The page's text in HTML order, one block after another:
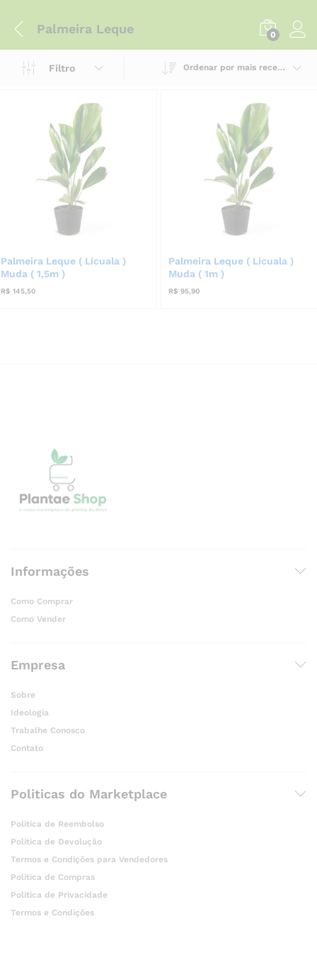
Palmeira Leque 0
Filtro Ordenar por mais recente
Palmeira Leque ( Licuala )
Muda ( 1,5m )
R$ 145,50
Palmeira Leque ( Licuala )
Muda ( 1m )
R$ 95,90
Informações
Como Comprar
Como Vender
Empresa
Sobre
Ideologia
Trabalhe Conosco
Contato
Politicas do Marketplace
Politica de Reembolso
Politica de Devolução
Termos e Condições para Vendedores
Politica de Compras
Politica de Privacidade
Termos e Condições